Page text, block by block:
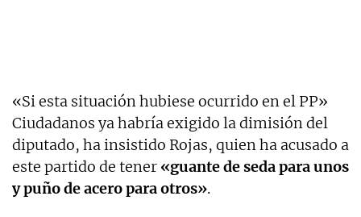
«Si esta situación hubiese ocurrido en el PP»
Ciudadanos ya habría exigido la dimisión del
diputado, ha insistido Rojas, quien ha acusado a
este partido de tener «guante de seda para unos
y puño de acero para otros».